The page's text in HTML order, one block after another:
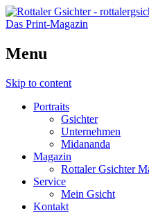
Das Print-Magazin
Menu
Skip to content
Portraits
Gsichter
Unternehmen
Midananda
Magazin
Rottaler Gsichter
Service
Mein Gsicht
Kontakt